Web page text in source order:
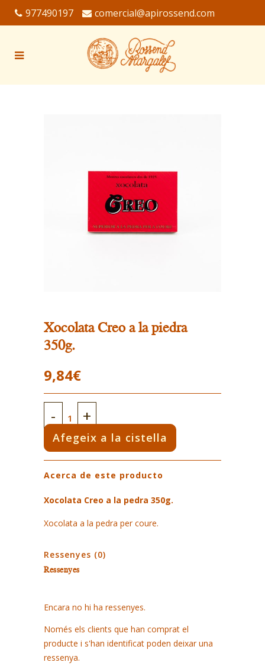
977490197 comercial@apirossend.com
Xocolata Creo a la piedra
350g.
9,84€
Xocolata
Creo
a
la
piedra
350g.
Afegeix a la cistella
Acerca de este producto
Xocolata Creo a la pedra 350g.
Xocolata a la pedra per coure.
Ressenyes (0)
Ressenyes
Encara no hi ha ressenyes.
Només els clients que han comprat el
producte i s'han identificat poden deixar una
ressenya.